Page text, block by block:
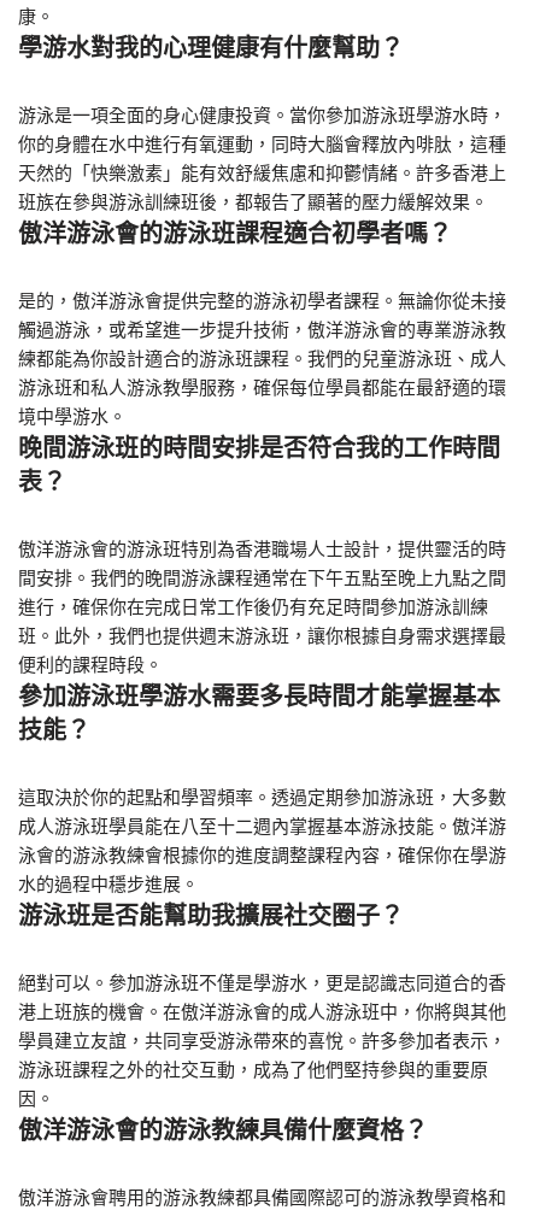
康。
學游水對我的心理健康有什麼幫助？
游泳是一項全面的身心健康投資。當你參加游泳班學游水時，
你的身體在水中進行有氧運動，同時大腦會釋放內啡肽，這種
天然的「快樂激素」能有效舒緩焦慮和抑鬱情緒。許多香港上
班族在參與游泳訓練班後，都報告了顯著的壓力緩解效果。
傲洋游泳會的游泳班課程適合初學者嗎？
是的，傲洋游泳會提供完整的游泳初學者課程。無論你從未接
觸過游泳，或希望進一步提升技術，傲洋游泳會的專業游泳教
練都能為你設計適合的游泳班課程。我們的兒童游泳班、成人
游泳班和私人游泳教學服務，確保每位學員都能在最舒適的環
境中學游水。
晚間游泳班的時間安排是否符合我的工作時間
表？
傲洋游泳會的游泳班特別為香港職場人士設計，提供靈活的時
間安排。我們的晚間游泳課程通常在下午五點至晚上九點之間
進行，確保你在完成日常工作後仍有充足時間參加游泳訓練
班。此外，我們也提供週末游泳班，讓你根據自身需求選擇最
便利的課程時段。
參加游泳班學游水需要多長時間才能掌握基本
技能？
這取決於你的起點和學習頻率。透過定期參加游泳班，大多數
成人游泳班學員能在八至十二週內掌握基本游泳技能。傲洋游
泳會的游泳教練會根據你的進度調整課程內容，確保你在學游
水的過程中穩步進展。
游泳班是否能幫助我擴展社交圈子？
絕對可以。參加游泳班不僅是學游水，更是認識志同道合的香
港上班族的機會。在傲洋游泳會的成人游泳班中，你將與其他
學員建立友誼，共同享受游泳帶來的喜悅。許多參加者表示，
游泳班課程之外的社交互動，成為了他們堅持參與的重要原
因。
傲洋游泳會的游泳教練具備什麼資格？
傲洋游泳會聘用的游泳教練都具備國際認可的游泳教學資格和